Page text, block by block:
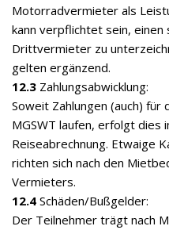
Motorradvermieter als
kann verpflichtet sein,
Drittvermieter zu
gelten ergänzend.
12.3 Zahlungsabwicklung:
Soweit Zahlungen (auch)
MGSWT laufen, erfolgt dies
Reiseabrechnung. Etwaige
richten sich nach den
Vermieters.
12.4 Schäden/Bußgelder:
Der Teilnehmer trägt nach